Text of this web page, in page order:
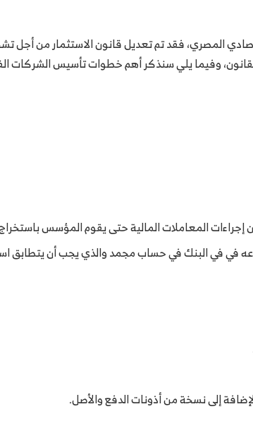
المصري، فقد تم تعديل قانون الاستثمار من أجل
وفيما يلي سنذكر أهم خطوات تأسيس الشركات
المعاملات المالية حتى يقوم المؤسس
في في البنك في حساب مجمد والذي يجب أن
إلى نسخة من أذونات الدفع والأصل.